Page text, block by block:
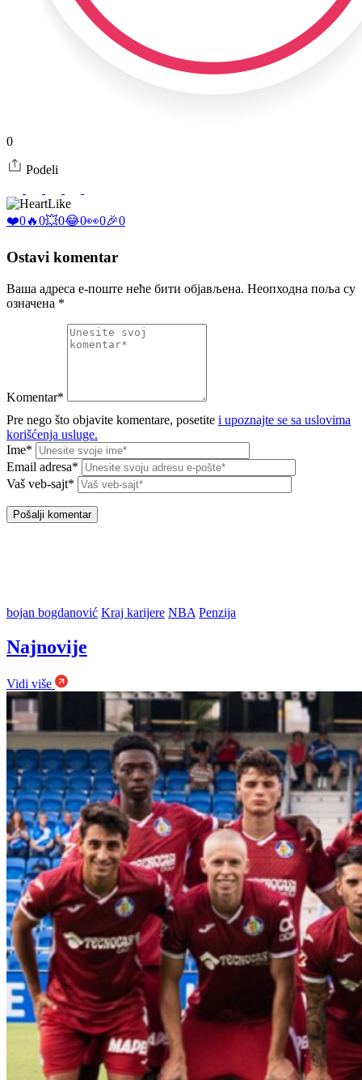
0
Podeli
Like
❤️0🔥0💥0😂0👀0🎉0
Ostavi komentar
Ваша адреса е-поште неће бити објављена. Неопходна поља су
означена *
Komentar*
Pre nego što objavite komentare, posetite i upoznajte se sa uslovima
korišćenja usluge.
Ime*
Email adresa*
Vaš veb-sajt*
bojan bogdanović Kraj karijere NBA Penzija
Najnovije
Vidi više